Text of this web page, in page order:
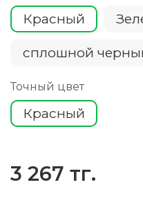
Красный
сплошной
Точный цвет
Красный
3 267 тг.